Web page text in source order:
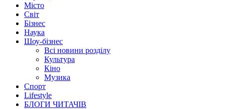
Місто
Світ
Бізнес
Наука
Шоу-бізнес
Всі новини розділу
Культура
Кіно
Музика
Спорт
Lifestyle
БЛОГИ ЧИТАЧІВ